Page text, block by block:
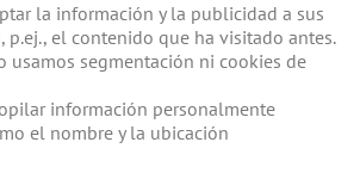
la información y la publicidad a sus
p.ej., el contenido que ha visitado antes.
usamos segmentación ni cookies de
información personalmente
el nombre y la ubicación